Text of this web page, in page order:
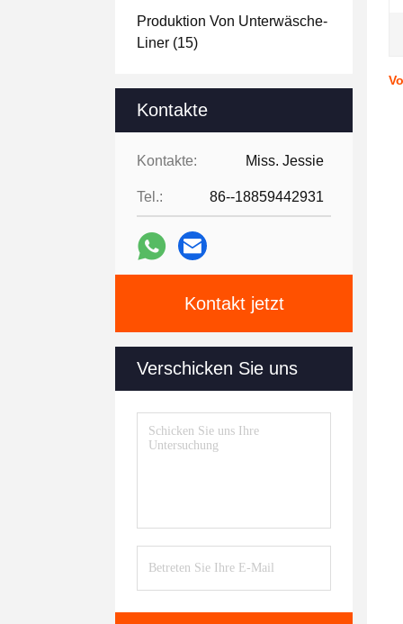
Produktion Von Unterwäsche-
Liner (15)
Kontakte
Kontakte: Miss. Jessie
Tel.: 86--18859442931
Kontakt jetzt
Verschicken Sie uns